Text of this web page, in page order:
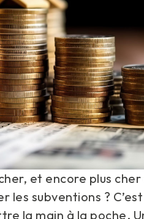
et encore plus
les subventions ?
la main à la poche.